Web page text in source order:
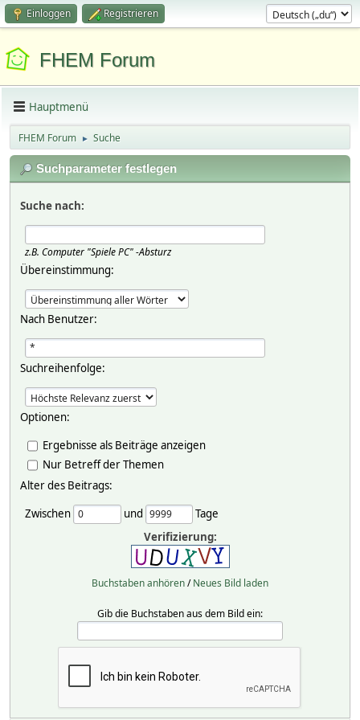
Einloggen Registrieren
FHEM Forum
Hauptmenü
FHEM Forum ► Suche
Suchparameter festlegen
Suche nach:
z.B. Computer "Spiele PC" -Absturz
Übereinstimmung:
Nach Benutzer:
Suchreihenfolge:
Optionen:
Ergebnisse als Beiträge anzeigen
Nur Betreff der Themen
Alter des Beitrags:
Zwischen
und
Tage
Verifizierung:
Buchstaben anhören/Neues Bild laden
Gib die Buchstaben aus dem Bild ein: